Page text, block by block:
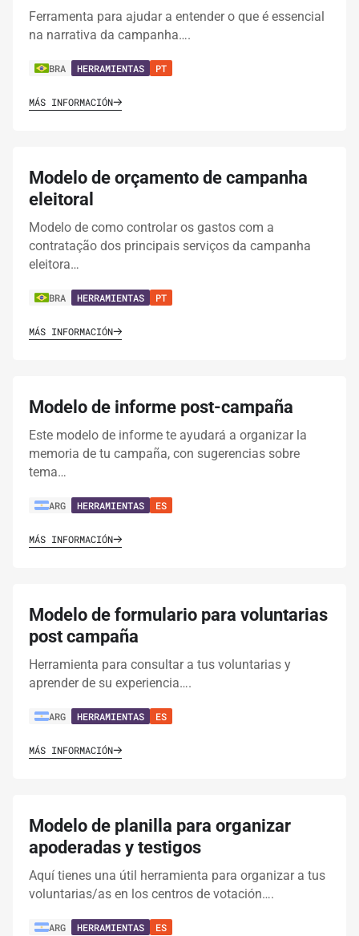
Ferramenta para ajudar a entender o que é essencial
na narrativa da campanha….
BRA HERRAMIENTAS PT
MÁS INFORMACIÓN
Modelo de orçamento de campanha
eleitoral
Modelo de como controlar os gastos com a
contratação dos principais serviços da campanha
eleitora…
BRA HERRAMIENTAS PT
MÁS INFORMACIÓN
Modelo de informe post-campaña
Este modelo de informe te ayudará a organizar la
memoria de tu campaña, con sugerencias sobre
tema…
ARG HERRAMIENTAS ES
MÁS INFORMACIÓN
Modelo de formulario para voluntarias
post campaña
Herramienta para consultar a tus voluntarias y
aprender de su experiencia….
ARG HERRAMIENTAS ES
MÁS INFORMACIÓN
Modelo de planilla para organizar
apoderadas y testigos
Aquí tienes una útil herramienta para organizar a tus
voluntarias/as en los centros de votación….
ARG HERRAMIENTAS ES